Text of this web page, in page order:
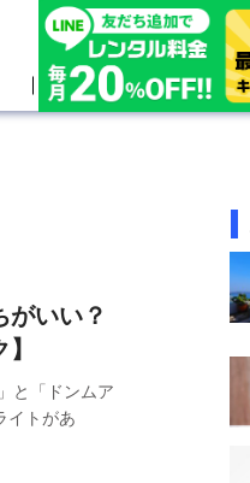
がいい？
と「ドンムア
イトがあ